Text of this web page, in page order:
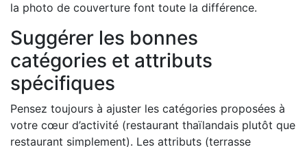
la photo de couverture font toute la différence.
Suggérer les bonnes
catégories et attributs
spécifiques
Pensez toujours à ajuster les catégories proposées à
votre cœur d’activité (restaurant thaïlandais plutôt que
restaurant simplement). Les attributs (terrasse